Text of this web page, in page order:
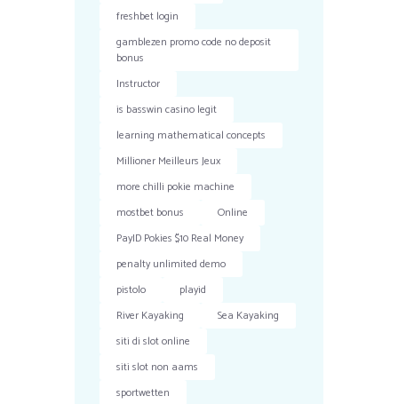
freshbet login
gamblezen promo code no deposit
bonus
Instructor
is basswin casino legit
learning mathematical concepts
Millioner Meilleurs Jeux
more chilli pokie machine
mostbet bonus
Online
PayID Pokies $10 Real Money
penalty unlimited demo
pistolo
playid
River Kayaking
Sea Kayaking
siti di slot online
siti slot non aams
sportwetten